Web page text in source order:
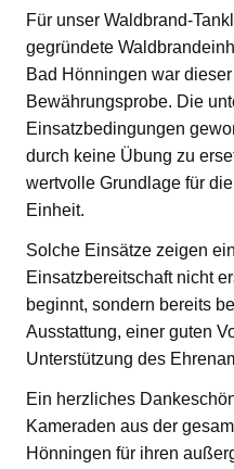
Für unser Waldbrand-
gegründete
Bad Hönningen war
Bewährungsprobe. Die
Einsatzbedingungen
durch keine Übung zu
wertvolle Grundlage für
Einheit.
Solche Einsätze zeigen
Einsatzbereitschaft nicht
beginnt, sondern bereits
Ausstattung, einer guten
Unterstützung des
Ein herzliches
Kameraden aus der
Hönningen für ihren